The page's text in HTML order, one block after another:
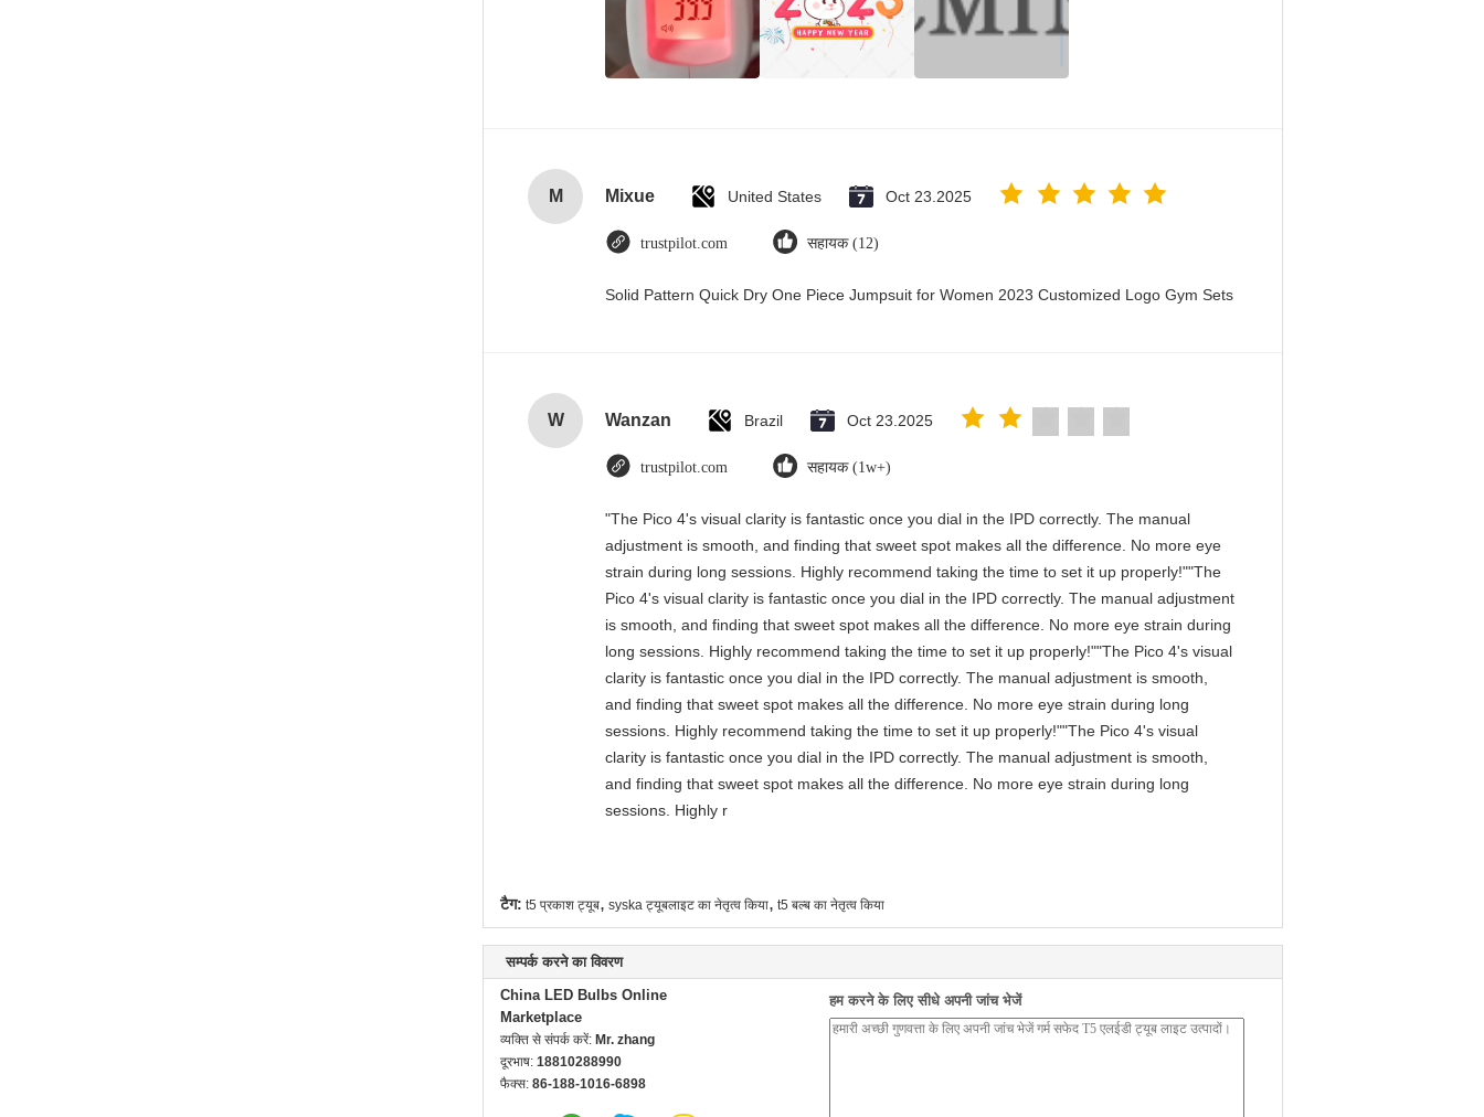
M Mixue United States Oct 23.2025
trustpilot.com सहायक (12)
Solid Pattern Quick Dry One Piece Jumpsuit for Women 2023 Customized Logo Gym Sets
W Wanzan Brazil Oct 23.2025
trustpilot.com सहायक (1w+)
"The Pico 4's visual clarity is fantastic once you dial in the IPD correctly. The manual
adjustment is smooth, and finding that sweet spot makes all the difference. No more eye
strain during long sessions. Highly recommend taking the time to set it up properly!""The
Pico 4's visual clarity is fantastic once you dial in the IPD correctly. The manual adjustment
is smooth, and finding that sweet spot makes all the difference. No more eye strain during
long sessions. Highly recommend taking the time to set it up properly!""The Pico 4's visual
clarity is fantastic once you dial in the IPD correctly. The manual adjustment is smooth,
and finding that sweet spot makes all the difference. No more eye strain during long
sessions. Highly recommend taking the time to set it up properly!""The Pico 4's visual
clarity is fantastic once you dial in the IPD correctly. The manual adjustment is smooth,
and finding that sweet spot makes all the difference. No more eye strain during long
sessions. Highly r
टैग: t5 प्रकाश ट्यूब, syska ट्यूबलाइट का नेतृत्व किया, t5 बल्ब का नेतृत्व किया
सम्पर्क करने का विवरण
China LED Bulbs Online
Marketplace
व्यक्ति से संपर्क करें: Mr. zhang
दूरभाष: 18810288990
फैक्स: 86-188-1016-6898
हम करने के लिए सीधे अपनी जांच भेजें